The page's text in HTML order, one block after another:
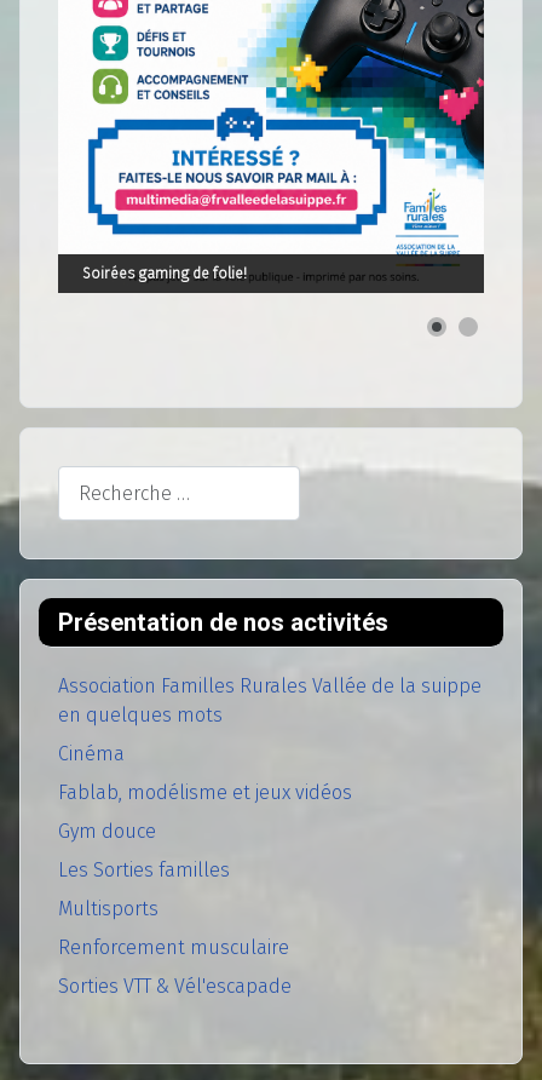
Soirées gaming de folie!
Rechercher
Présentation de nos activités
Association Familles Rurales Vallée de la suippe
en quelques mots
Cinéma
Fablab, modélisme et jeux vidéos
Gym douce
Les Sorties familles
Multisports
Renforcement musculaire
Sorties VTT & Vél'escapade